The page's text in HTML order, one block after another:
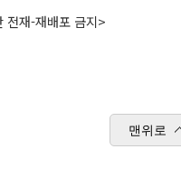
재-재배포 금지>
맨위로